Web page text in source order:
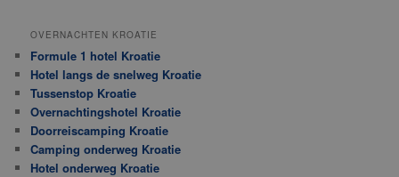
OVERNACHTEN KROATIE
Formule 1 hotel Kroatie
Hotel langs de snelweg Kroatie
Tussenstop Kroatie
Overnachtingshotel Kroatie
Doorreiscamping Kroatie
Camping onderweg Kroatie
Hotel onderweg Kroatie